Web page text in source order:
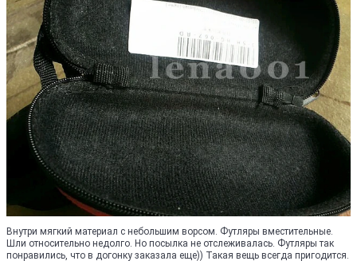
Внутри мягкий материал с небольшим ворсом. Футляры вместительные.
Шли относительно недолго. Но посылка не отслеживалась. Футляры так
понравились, что в догонку заказала еще)) Такая вещь всегда пригодится.